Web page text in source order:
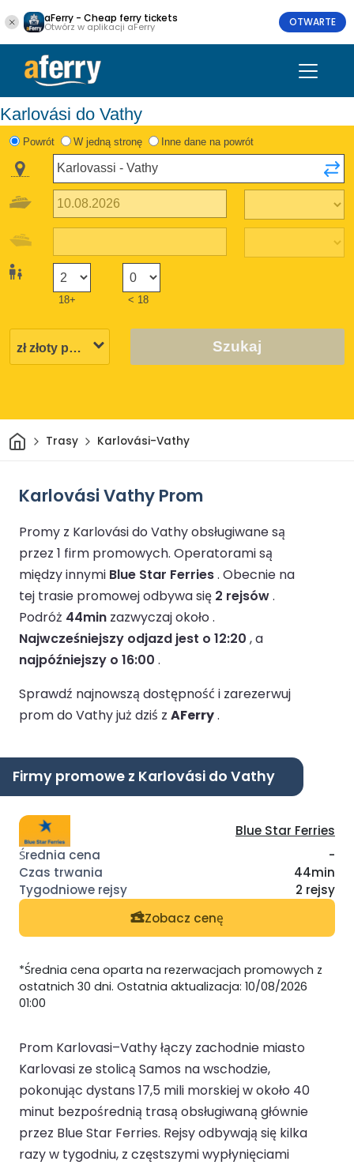
aFerry - Cheap ferry tickets
Otwórz w aplikacji aFerry OTWARTE
Karlovási do Vathy
Powrót W jedną stronę Inne dane na powrót
18+ < 18
Szukaj
DomTrasy Karlovási-Vathy
Karlovási Vathy Prom
Promy z Karlovási do Vathy obsługiwane są
przez 1 firm promowych. Operatorami są
między innymi Blue Star Ferries. Obecnie na
tej trasie promowej odbywa się 2 rejsów.
Podróż 44min zazwyczaj około .
Najwcześniejszy odjazd jest o 12:20 , a
najpóźniejszy o 16:00 .
Sprawdź najnowszą dostępność i zarezerwuj
prom do Vathy już dziś z AFerry.
Firmy promowe z Karlovási do Vathy
Blue Star Ferries
-
44min
2 rejsy
Zobacz cenę
*Średnia cena oparta na rezerwacjach promowych z
ostatnich 30 dni. Ostatnia aktualizacja: 10/08/2026
01:00
Prom Karlovasi–Vathy łączy zachodnie miasto
Karlovasi ze stolicą Samos na wschodzie,
pokonując dystans 17,5 mili morskiej w około 40
minut bezpośrednią trasą obsługiwaną głównie
przez Blue Star Ferries. Rejsy odbywają się kilka
razy w tygodniu, z częstszymi wypłynięciami